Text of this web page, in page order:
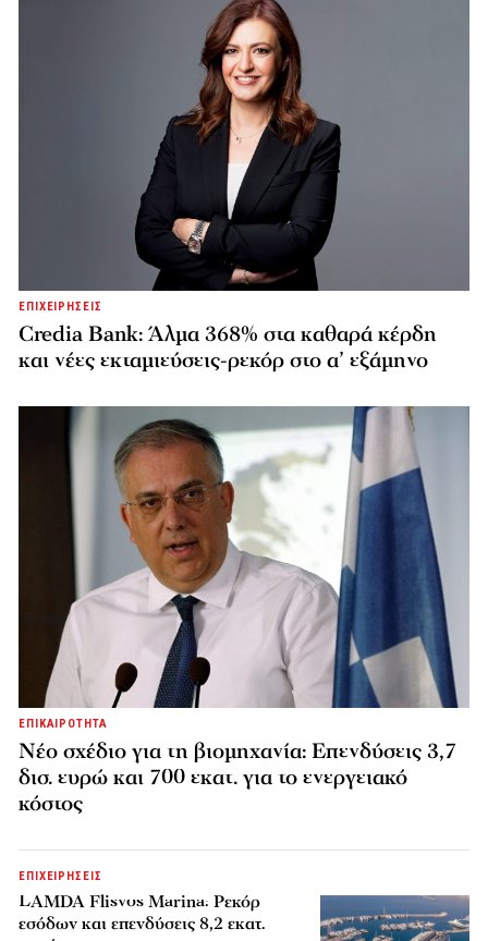
ΕΠΙΧΕΙΡΗΣΕΙΣ
Credia Bank: Άλμα 368% στα καθαρά κέρδη
και νέες εκταμιεύσεις-ρεκόρ στο α’ εξάμηνο
ΕΠΙΚΑΙΡΟΤΗΤΑ
Νέο σχέδιο για τη βιομηχανία: Επενδύσεις 3,7
δισ. ευρώ και 700 εκατ. για το ενεργειακό
κόστος
ΕΠΙΧΕΙΡΗΣΕΙΣ
LAMDA Flisvos Marina: Ρεκόρ
εσόδων και επενδύσεις 8,2 εκατ.